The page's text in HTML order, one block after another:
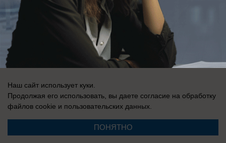
Наш сайт использует куки.
Продолжая его использовать, вы даете согласие на обработку
файлов cookie и пользовательских данных.
ПОНЯТНО